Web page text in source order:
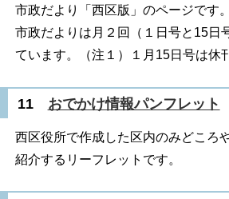
市政だより「西区版」のページです。
市政だよりは月２回（１日号と15日
ています。（注１）１月15日号は休
11 おでかけ情報パンフレット
西区役所で作成した区内のみどころ
紹介するリーフレットです。